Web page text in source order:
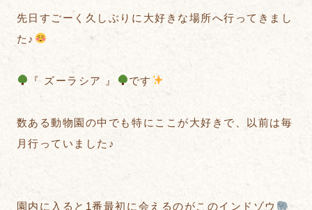
先日すごーく久しぶりに大好きな場所へ行ってきまし
た♪
『 ズーラシア 』 です
数ある動物園の中でも特にここが大好きで、以前は毎
月行っていました♪
園内に入ると1番最初に会えるのがこのインドゾウ